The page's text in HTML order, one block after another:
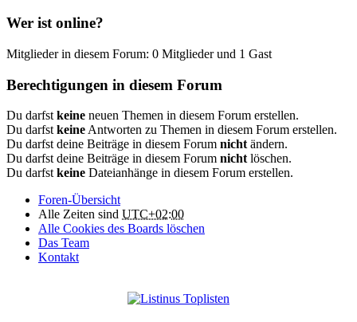
Wer ist online?
Mitglieder in diesem Forum: 0 Mitglieder und 1 Gast
Berechtigungen in diesem Forum
Du darfst keine neuen Themen in diesem Forum erstellen.
Du darfst keine Antworten zu Themen in diesem Forum erstellen.
Du darfst deine Beiträge in diesem Forum nicht ändern.
Du darfst deine Beiträge in diesem Forum nicht löschen.
Du darfst keine Dateianhänge in diesem Forum erstellen.
Foren-Übersicht
Alle Zeiten sind UTC+02:00
Alle Cookies des Boards löschen
Das Team
Kontakt